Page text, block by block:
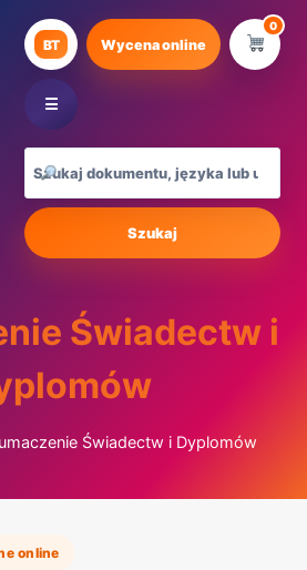
BT Wycena online
0
☰
Szukaj
Świadectw i
Świadectw i Dyplomów
online